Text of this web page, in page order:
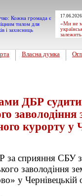
«Ми не
Власна думка
ДБР
заволодіння
курорту у
за сприяння СБУ
заволодіння
у Чернівецькій